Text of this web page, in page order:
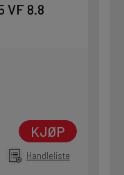
VF 8.8
KJØP
Handleliste